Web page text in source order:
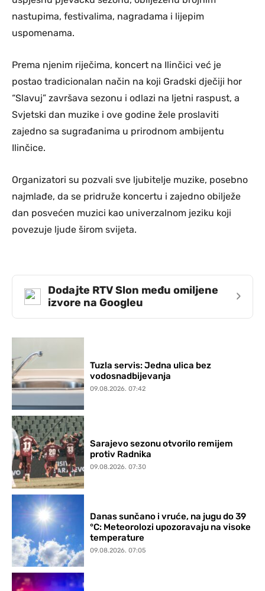
nastupima, festivalima, nagradama i lijepim
uspomenama.
Prema njenim riječima, koncert na Ilinčici već je
postao tradicionalan način na koji Gradski dječiji hor
“Slavuj” završava sezonu i odlazi na ljetni raspust, a
Svjetski dan muzike i ove godine žele proslaviti
zajedno sa sugrađanima u prirodnom ambijentu
Ilinčice.
Organizatori su pozvali sve ljubitelje muzike, posebno
najmlađe, da se pridruže koncertu i zajedno obilježe
dan posvećen muzici kao univerzalnom jeziku koji
povezuje ljude širom svijeta.
Dodajte RTV Slon među omiljene
izvore na Googleu
›
Tuzla servis: Jedna ulica bez
vodosnadbijevanja
09.08.2026. 07:42
Sarajevo sezonu otvorilo remijem
protiv Radnika
09.08.2026. 07:30
Danas sunčano i vruće, na jugu do 39
°C: Meteorolozi upozoravaju na visoke
temperature
09.08.2026. 07:05